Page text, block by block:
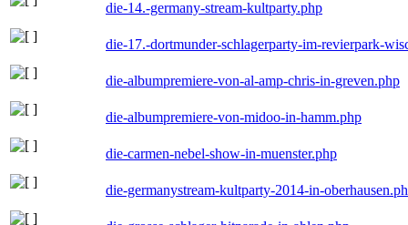
die-14.-germany-stream-kultparty.php
die-17.-dortmunder-schlagerparty-im-revierpark-
die-albumpremiere-von-al-amp-chris-in-greven.php
die-albumpremiere-von-midoo-in-hamm.php
die-carmen-nebel-show-in-muenster.php
die-germanystream-kultparty-2014-in-